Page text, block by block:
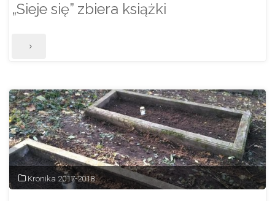
„Sieje się” zbiera książki
"„Sieje
zbiera
książki"
Kronika 2017-2018